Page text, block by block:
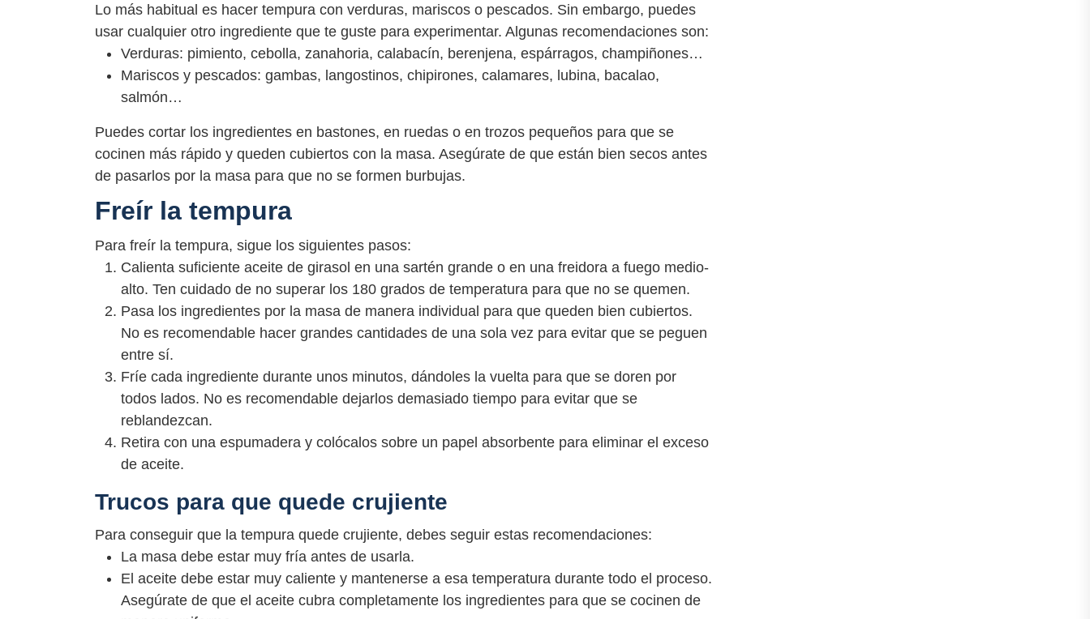
Lo más habitual es hacer tempura con verduras, mariscos o pescados. Sin embargo, puedes
usar cualquier otro ingrediente que te guste para experimentar. Algunas recomendaciones son:
Verduras: pimiento, cebolla, zanahoria, calabacín, berenjena, espárragos, champiñones…
Mariscos y pescados: gambas, langostinos, chipirones, calamares, lubina, bacalao,
salmón…
Puedes cortar los ingredientes en bastones, en ruedas o en trozos pequeños para que se
cocinen más rápido y queden cubiertos con la masa. Asegúrate de que están bien secos antes
de pasarlos por la masa para que no se formen burbujas.
Freír la tempura
Para freír la tempura, sigue los siguientes pasos:
Calienta suficiente aceite de girasol en una sartén grande o en una freidora a fuego medio-
alto. Ten cuidado de no superar los 180 grados de temperatura para que no se quemen.
Pasa los ingredientes por la masa de manera individual para que queden bien cubiertos.
No es recomendable hacer grandes cantidades de una sola vez para evitar que se peguen
entre sí.
Fríe cada ingrediente durante unos minutos, dándoles la vuelta para que se doren por
todos lados. No es recomendable dejarlos demasiado tiempo para evitar que se
reblandezcan.
Retira con una espumadera y colócalos sobre un papel absorbente para eliminar el exceso
de aceite.
Trucos para que quede crujiente
Para conseguir que la tempura quede crujiente, debes seguir estas recomendaciones:
La masa debe estar muy fría antes de usarla.
El aceite debe estar muy caliente y mantenerse a esa temperatura durante todo el proceso.
Asegúrate de que el aceite cubra completamente los ingredientes para que se cocinen de